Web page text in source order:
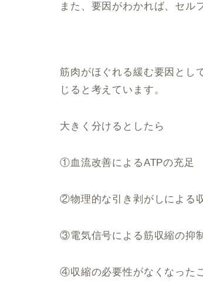
また、要因がわかれば、セル
筋肉がほぐれる緩む要因とし
じると考えています。
大きく分けるとしたら
①血流改善によるATPの充足
②物理的な引き剥がしによる
③電気信号による筋収縮の抑制
④収縮の必要性がなくなった